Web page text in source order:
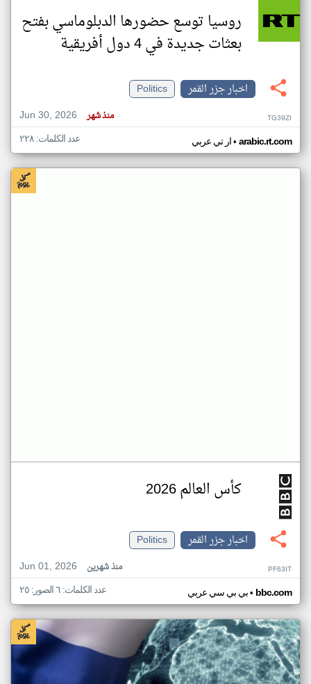
روسيا توسع حضورها الدبلوماسي بفتح
بعثات جديدة في 4 دول أفريقية
اخبار جزر القمر
Politics
Jun 30, 2026
منذ شهر TG39ZI
ار تي عربي• arabic.rt.com عدد الكلمات: ٢٢٨
كأس العالم 2026
اخبار جزر القمر
Politics
Jun 01, 2026
منذ شهرين PF63IT
بي بي سي عربي• bbc.com عدد الكلمات: ٦ الصور: ٢٥